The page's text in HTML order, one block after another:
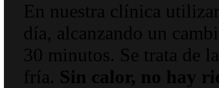
En nuestra clínica
día, alcanzando un
30 minutos. Se trata de
fría. Sin calor, no hay